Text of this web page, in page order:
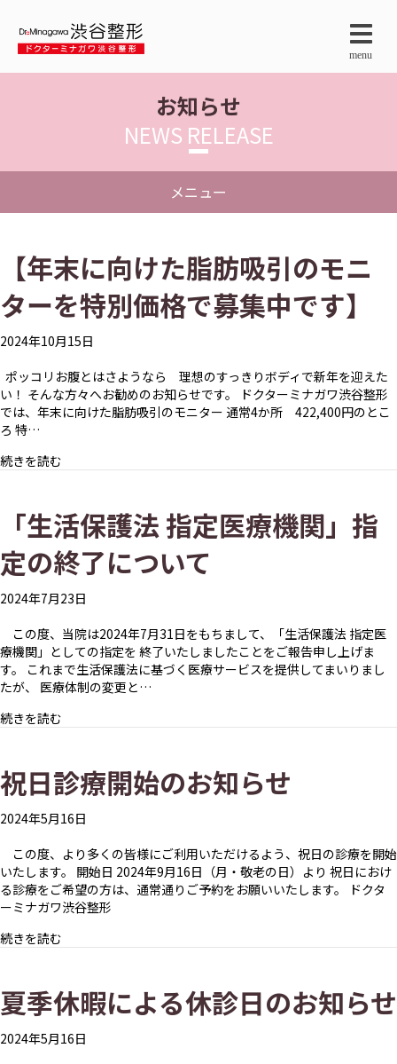
menu
お知らせ
NEWS RELEASE
メニュー
【年末に向けた脂肪吸引のモニ
ターを特別価格で募集中です】
2024年10月15日
ポッコリお腹とはさようなら 理想のすっきりボディで新年を迎えた
い！ そんな方々へお勧めのお知らせです。 ドクターミナガワ渋谷整形
では、年末に向けた脂肪吸引のモニター 通常4か所 422,400円のとこ
ろ 特…
続きを読む
「生活保護法 指定医療機関」指
定の終了について
2024年7月23日
この度、当院は2024年7月31日をもちまして、「生活保護法 指定医
療機関」としての指定を 終了いたしましたことをご報告申し上げま
す。 これまで生活保護法に基づく医療サービスを提供してまいりまし
たが、 医療体制の変更と…
続きを読む
祝日診療開始のお知らせ
2024年5月16日
この度、より多くの皆様にご利用いただけるよう、祝日の診療を開始
いたします。 開始日 2024年9月16日（月・敬老の日）より 祝日におけ
る診療をご希望の方は、通常通りご予約をお願いいたします。 ドクタ
ーミナガワ渋谷整形
続きを読む
夏季休暇による休診日のお知らせ
2024年5月16日